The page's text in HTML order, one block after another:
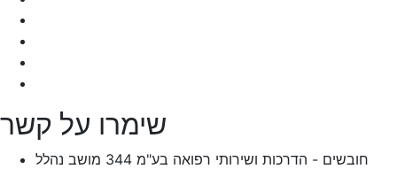
שימרו על קשר
חובשים - הדרכות ושירותי רפואה בע"מ 344 מושב נהלל